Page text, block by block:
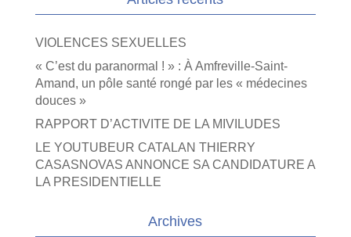
VIOLENCES SEXUELLES
« C’est du paranormal ! » : À Amfreville-Saint-
Amand, un pôle santé rongé par les « médecines
douces »
RAPPORT D’ACTIVITE DE LA MIVILUDES
LE YOUTUBEUR CATALAN THIERRY
CASASNOVAS ANNONCE SA CANDIDATURE A
LA PRESIDENTIELLE
Archives